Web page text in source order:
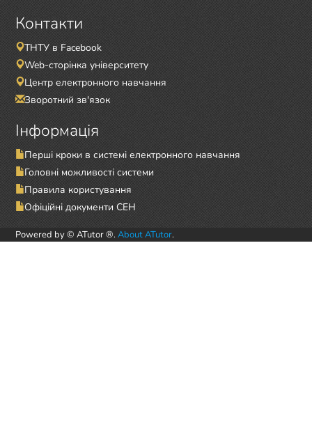
Контакти
ТНТУ в Facebook
Web-сторінка університету
Центр електронного навчання
Зворотний зв'язок
Інформація
Перші кроки в системі електронного навчання
Головні можливості системи
Правила користування
Офіційні документи СЕН
Powered by © ATutor ®. About ATutor.